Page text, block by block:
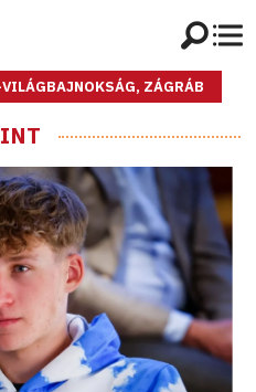
ZÁGRÁB